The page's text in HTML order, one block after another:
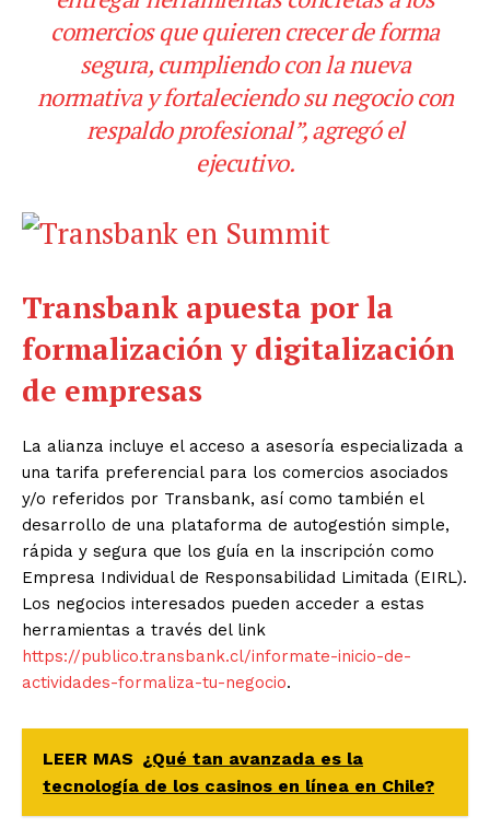
comercios que quieren crecer de forma
segura, cumpliendo con la nueva
normativa y fortaleciendo su negocio con
respaldo profesional”, agregó el
ejecutivo.
Transbank apuesta por la
formalización y digitalización
de empresas
La alianza incluye el acceso a asesoría especializada a
una tarifa preferencial para los comercios asociados
y/o referidos por Transbank, así como también el
desarrollo de una plataforma de autogestión simple,
rápida y segura que los guía en la inscripción como
Empresa Individual de Responsabilidad Limitada (EIRL).
Los negocios interesados pueden acceder a estas
herramientas a través del link
https://publico.transbank.cl/informate-inicio-de-
actividades-formaliza-tu-negocio.
LEER MAS ¿Qué tan avanzada es la
tecnología de los casinos en línea en Chile?